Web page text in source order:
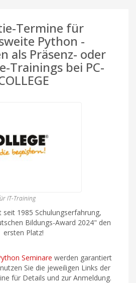
Termine für
Python -
als Präsenz- oder
Trainings bei PC-
IT-Training
seit 1985 Schulungserfahrung,
Bildungs-Award 2024" den
ersten Platz!
Seminare werden garantiert
Sie die jeweiligen Links der
für Details und zur Anmeldung.